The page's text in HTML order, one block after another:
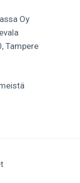
Oy
Tampere